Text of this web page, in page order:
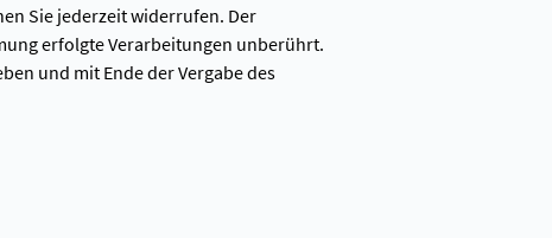
Sie jederzeit widerrufen. Der
erfolgte Verarbeitungen unberührt.
und mit Ende der Vergabe des